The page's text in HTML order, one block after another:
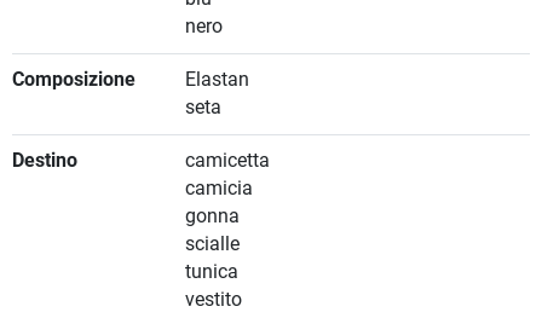
nero
Composizione
Elastan
seta
Destino
camicetta
camicia
gonna
scialle
tunica
vestito